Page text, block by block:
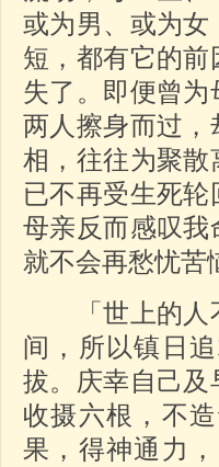
或为男、或为
短，都有它的
失了。即便曾
两人擦身而过
相，往往为聚
已不再受生死
母亲反而感叹
就不会再愁忧苦
「世上的人不
间，所以镇日
拔。庆幸自己
收摄六根，不
果，得神通力